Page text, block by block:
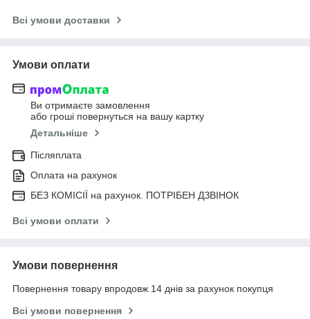
Всі умови доставки
Умови оплати
Ви отримаєте замовлення
або гроші повернуться на вашу картку
Детальніше
Післяплата
Оплата на рахунок
БЕЗ КОМІСІЇ на рахунок. ПОТРІБЕН ДЗВІНОК
Всі умови оплати
Умови повернення
Повернення товару впродовж 14 днів за рахунок покупця
Всі умови повернення